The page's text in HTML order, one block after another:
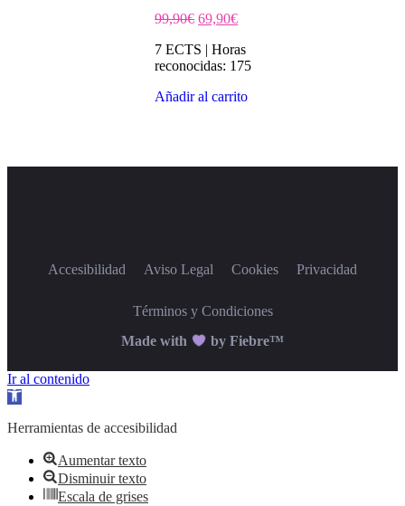
99,90€ 69,90€
7 ECTS | Horas
reconocidas: 175
Añadir al carrito
Accesibilidad Aviso Legal Cookies Privacidad
Términos y Condiciones
Made with
by Fiebre™
Ir al contenido
Abrir barra de herramientas
Herramientas de accesibilidad
Aumentar texto
Disminuir texto
Escala de grises